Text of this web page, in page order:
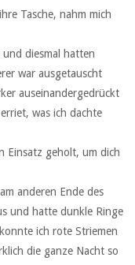
Tasche, nahm mich
diesmal hatten
war ausgetauscht
auseinandergedrückt
was ich dachte
Einsatz geholt, um dich
anderen Ende des
und hatte dunkle Ringe
ich rote Striemen
die ganze Nacht so